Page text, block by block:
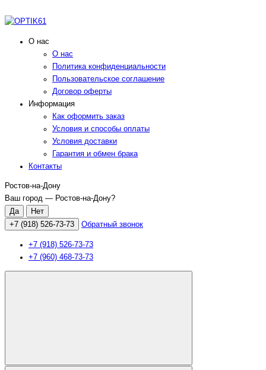
О нас
О нас
Политика конфиденциальности
Пользовательское соглашение
Договор оферты
Информация
Как оформить заказ
Условия и способы оплаты
Условия доставки
Гарантия и обмен брака
Контакты
Ростов-на-Дону
Ваш город — Ростов-на-Дону?
+7 (918) 526-73-73 Обратный звонок
+7 (918) 526-73-73
+7 (960) 468-73-73